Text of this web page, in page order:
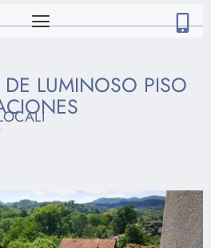
LUMINOSO PISO